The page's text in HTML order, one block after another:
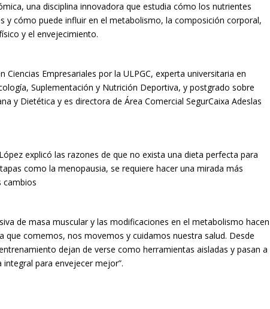
una disciplina innovadora que estudia cómo los nutrientes
y cómo puede influir en el metabolismo, la composición corporal,
y el envejecimiento.
Ciencias Empresariales por la ULPGC, experta universitaria en
Suplementación y Nutrición Deportiva, y postgrado sobre
y Dietética y es directora de Área Comercial SegurCaixa Adeslas
explicó las razones de que no exista una dieta perfecta para
como la menopausia, se requiere hacer una mirada más
cambios
de masa muscular y las modificaciones en el metabolismo hacen
que comemos, nos movemos y cuidamos nuestra salud. Desde
dejan de verse como herramientas aisladas y pasan a
para envejecer mejor”.